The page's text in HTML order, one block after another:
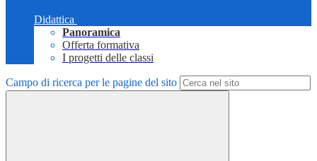
Didattica
Panoramica
Offerta formativa
I progetti delle classi
Campo di ricerca per le pagine del sito